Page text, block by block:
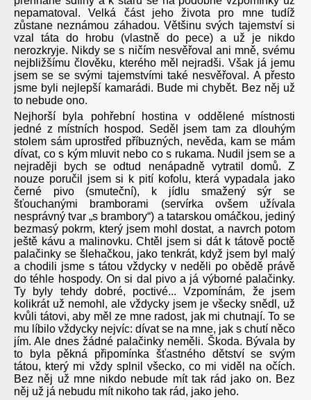
nepamatoval. Velká část jeho života pro mne tudíž
zůstane neznámou záhadou. Většinu svých tajemství si
vzal táta do hrobu (vlastně do pece) a už je nikdo
nerozkryje. Nikdy se s ničím nesvěřoval ani mně, svému
nejbližšímu člověku, kterého měl nejradši. Však já jemu
jsem se se svými tajemstvími také nesvěřoval. A přesto
jsme byli nejlepší kamarádi. Bude mi chybět. Bez něj už
to nebude ono.
Nejhorší byla pohřební hostina v oddělené místnosti
jedné z místních hospod. Seděl jsem tam za dlouhým
stolem sám uprostřed příbuzných, nevěda, kam se mám
dívat, co s kým mluvit nebo co s rukama. Nudil jsem se a
nejraději bych se odtud nenápadně vytratil domů. Z
nouze poručil jsem si k pití kofolu, která vypadala jako
černé pivo (smuteční), k jídlu smažený sýr se
šťouchanými bramborami (servírka ovšem užívala
nesprávný tvar „s brambory“) a tatarskou omáčkou, jediný
bezmasý pokrm, který jsem mohl dostat, a navrch potom
ještě kávu a malinovku. Chtěl jsem si dát k tátově poctě
palačinky se šlehačkou, jako tenkrát, když jsem byl malý
a chodili jsme s tátou vždycky v neděli po obědě právě
do téhle hospody. On si dal pivo a já výborné palačinky.
Ty byly tehdy dobré, poctivé... Vzpomínám, že jsem
kolikrát už nemohl, ale vždycky jsem je všecky snědl, už
kvůli tátovi, aby měl ze mne radost, jak mi chutnají. To se
mu líbilo vždycky nejvíc: dívat se na mne, jak s chutí něco
jím. Ale dnes žádné palačinky neměli. Škoda. Bývala by
to byla pěkná připomínka šťastného dětství se svým
tátou, který mi vždy splnil všecko, co mi viděl na očích.
Bez něj už mne nikdo nebude mít tak rád jako on. Bez
něj už já nebudu mít nikoho tak rád, jako jeho.